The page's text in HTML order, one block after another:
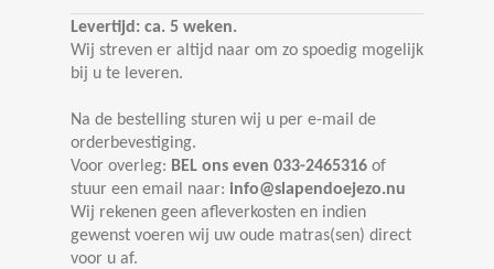
Levertijd: ca. 5 weken.
Wij streven er altijd naar om zo spoedig mogelijk
bij u te leveren.
Na de bestelling sturen wij u per e-mail de
orderbevestiging.
Voor overleg: BEL ons even 033-2465316 of
stuur een email naar: info@slapendoejezo.nu
Wij rekenen geen afleverkosten en indien
gewenst voeren wij uw oude matras(sen) direct
voor u af.